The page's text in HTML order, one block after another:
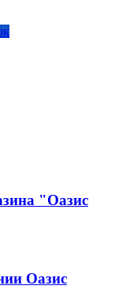
"Оазис
Оазис